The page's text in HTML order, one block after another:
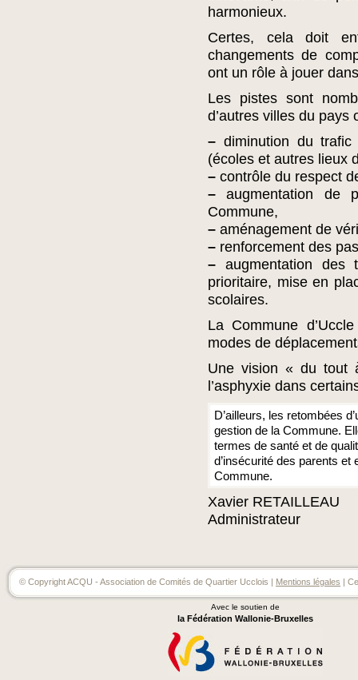
harmonieux.
Certes, cela doit
changements de
ont un rôle à jouer
Les pistes sont
d’autres villes du pays
– diminution du
(écoles et autres lieux
– contrôle du respect
– augmentation de
Commune,
– aménagement de
– renforcement des
– augmentation des
prioritaire, mise en
scolaires.
La Commune
modes de
Une vision « du tout
l’asphyxie dans
D’ailleurs, les retombées
gestion de la Commune.
termes de santé et de
d’insécurité des parents
Commune.
Xavier RETAILLEAU
Administrateur
© Copyright ACQU - Association de Comités de Quartier Ucclois | Mentions légales |
Avec le soutien de
la Fédération Wallonie-Bruxelles